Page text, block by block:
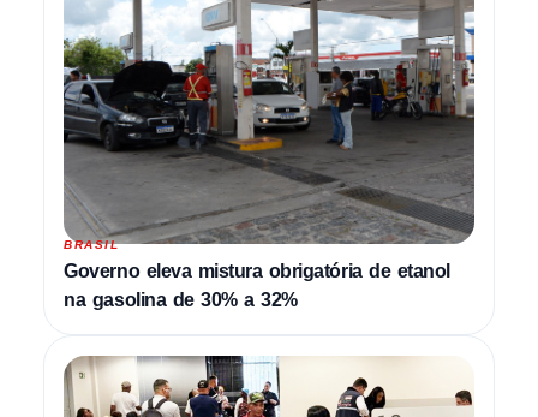
BRASIL
Governo eleva mistura obrigatória de etanol
na gasolina de 30% a 32%